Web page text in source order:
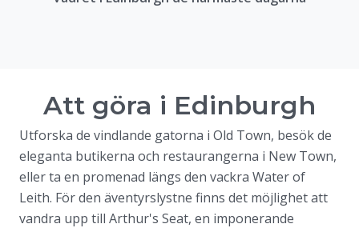
Att göra i Edinburgh
Utforska de vindlande gatorna i Old Town, besök de
eleganta butikerna och restaurangerna i New Town,
eller ta en promenad längs den vackra Water of
Leith. För den äventyrslystne finns det möjlighet att
vandra upp till Arthur's Seat, en imponerande